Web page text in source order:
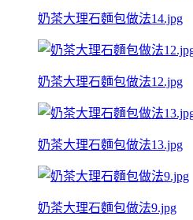
奶茶大理石麵包做法14.jpg
奶茶大理石麵包做法12.jpg
奶茶大理石麵包做法13.jpg
奶茶大理石麵包做法9.jpg